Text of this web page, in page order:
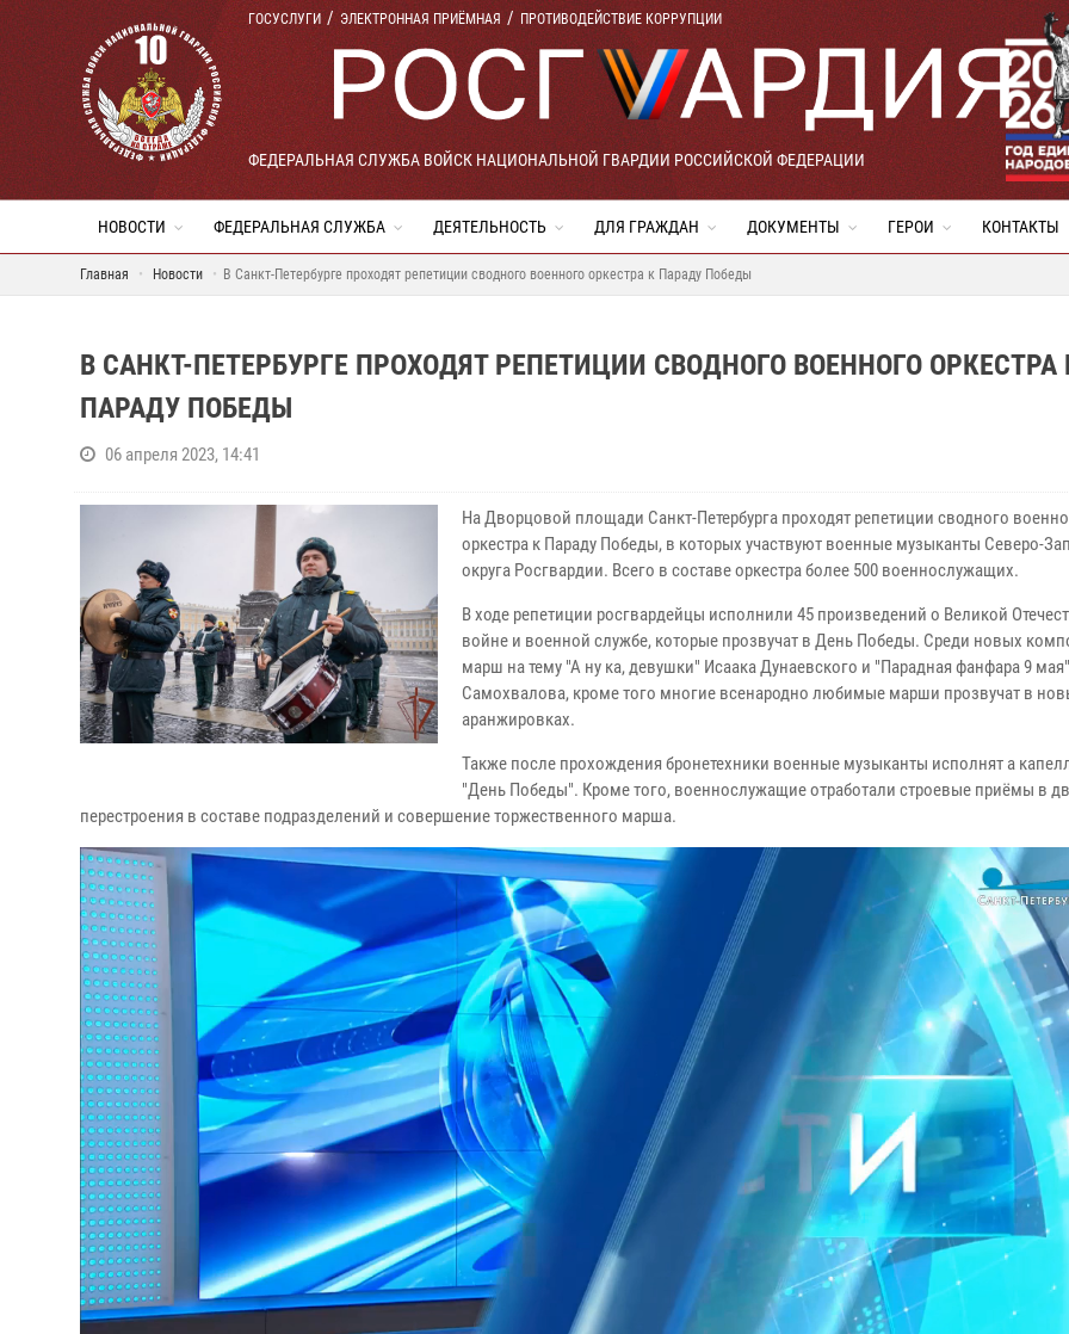
ГОСУСЛУГИ ЭЛЕКТРОННАЯ ПРИЁМНАЯ ПРОТИВОДЕЙСТВИЕ КОРРУПЦИИ
ФЕДЕРАЛЬНАЯ СЛУЖБА ВОЙСК НАЦИОНАЛЬНОЙ ГВАРДИИ РОССИЙСКОЙ ФЕДЕРАЦИИ
НОВОСТИ ФЕДЕРАЛЬНАЯ СЛУЖБА ДЕЯТЕЛЬНОСТЬ ДЛЯ ГРАЖДАН ДОКУМЕНТЫ ГЕРОИ КОНТАКТЫ
Главная Новости В Санкт-Петербурге проходят репетиции сводного военного оркестра к Параду Победы
В САНКТ-ПЕТЕРБУРГЕ ПРОХОДЯТ РЕПЕТИЦИИ СВОДНОГО ВОЕННОГО ОРКЕСТРА
ПАРАДУ ПОБЕДЫ
06 апреля 2023, 14:41
На Дворцовой площади Санкт-Петербурга проходят репетиции сводного
оркестра к Параду Победы, в которых участвуют военные музыканты Северо-
округа Росгвардии. Всего в составе оркестра более 500 военнослужащих.
В ходе репетиции росгвардейцы исполнили 45 произведений о Великой
войне и военной службе, которые прозвучат в День Победы. Среди новых
марш на тему "А ну ка, девушки" Исаака Дунаевского и "Парадная фанфара 9
Самохвалова, кроме того многие всенародно любимые марши прозвучат в
аранжировках.
Также после прохождения бронетехники военные музыканты исполнят а
"День Победы". Кроме того, военнослужащие отработали строевые приёмы в
перестроения в составе подразделений и совершение торжественного марша.